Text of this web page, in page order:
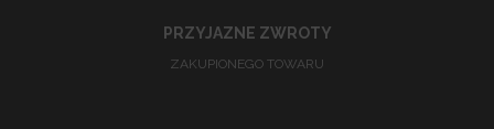
PRZYJAZNE ZWROTY
ZAKUPIONEGO TOWARU